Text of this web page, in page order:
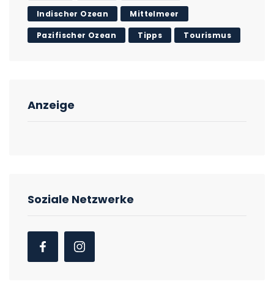
Indischer Ozean Mittelmeer
Pazifischer Ozean Tipps Tourismus
Anzeige
Soziale Netzwerke